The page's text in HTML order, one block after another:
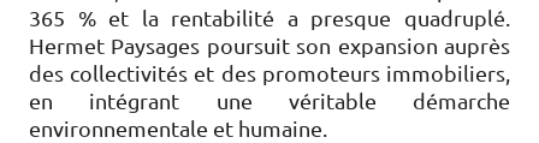
365 % et la rentabilité a presque quadruplé.
Hermet Paysages poursuit son expansion auprès
des collectivités et des promoteurs immobiliers,
en intégrant une véritable démarche
environnementale et humaine.